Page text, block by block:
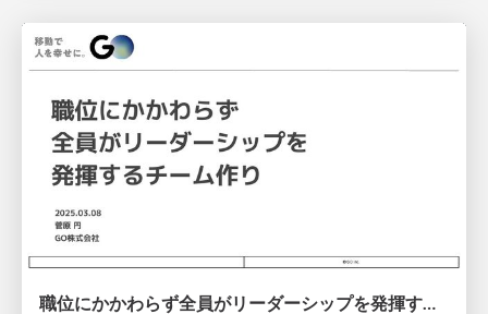
職位にかかわらず全員がリーダーシップを発揮するチーム作り / Building a team where everyone can demonstrate leadership regardless of position